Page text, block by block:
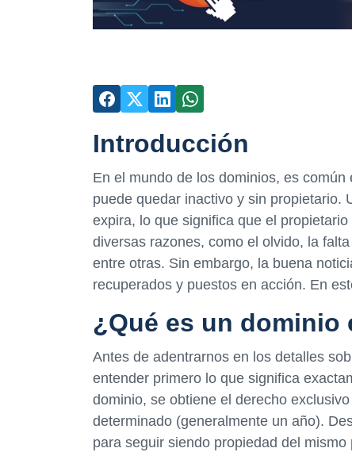
Introducción
En el mundo de los dominios, es
puede quedar inactivo y sin propietario.
expira, lo que significa que el
diversas razones, como el olvido, la
entre otras. Sin embargo, la buena
recuperados y puestos en acción. En
¿Qué es un dominio
Antes de adentrarnos en los detalles
entender primero lo que significa
dominio, se obtiene el derecho
determinado (generalmente un año).
para seguir siendo propiedad del